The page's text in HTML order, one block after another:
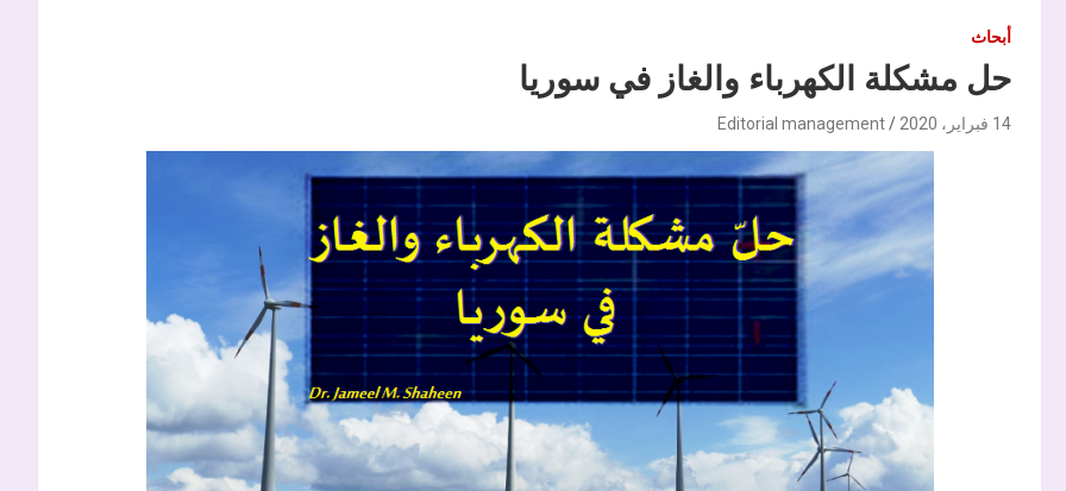
أبحاث
حل مشكلة الكهرباء والغاز في سوريا
14 فبراير، 2020 Editorial management